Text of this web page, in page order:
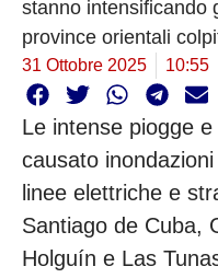
stanno intensificando
province orientali
31 Ottobre 2025 10:55
Le intense piogge
causato
linee elettriche e
Santiago de Cuba,
Holguín e Las